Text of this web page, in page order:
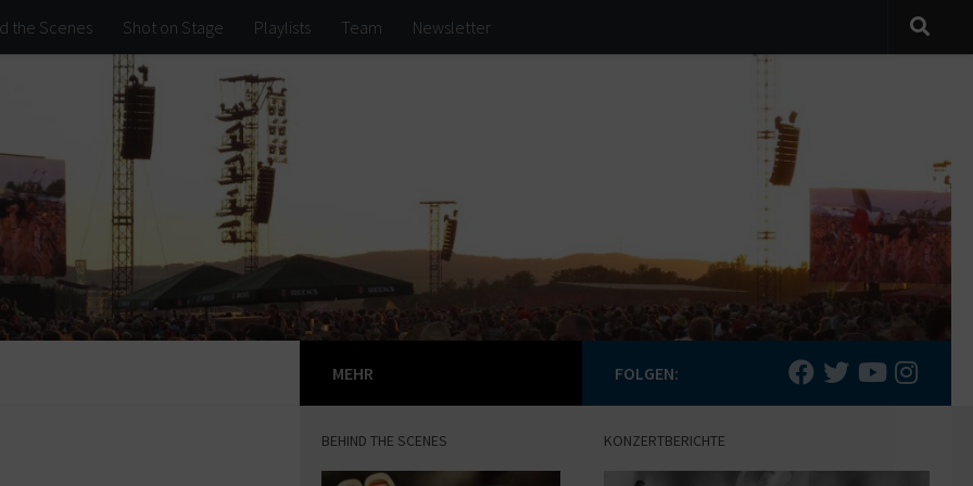
the Scenes Shot on Stage Playlists Team Newsletter
FOLGEN:
KONZERTBERICHTE
MEHR
BEHIND THE SCENES